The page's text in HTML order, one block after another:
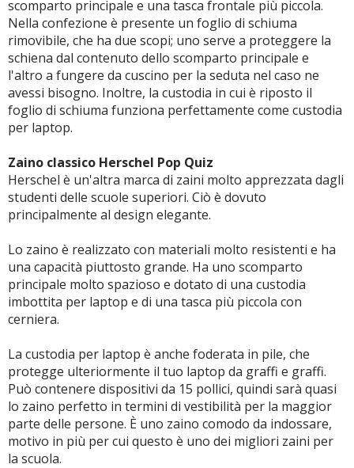
scomparto principale e una tasca frontale più piccola.
Nella confezione è presente un foglio di schiuma
rimovibile, che ha due scopi; uno serve a proteggere la
schiena dal contenuto dello scomparto principale e
l'altro a fungere da cuscino per la seduta nel caso ne
avessi bisogno. Inoltre, la custodia in cui è riposto il
foglio di schiuma funziona perfettamente come custodia
per laptop.
Zaino classico Herschel Pop Quiz
Herschel è un'altra marca di zaini molto apprezzata dagli
studenti delle scuole superiori. Ciò è dovuto
principalmente al design elegante.
Lo zaino è realizzato con materiali molto resistenti e ha
una capacità piuttosto grande. Ha uno scomparto
principale molto spazioso e dotato di una custodia
imbottita per laptop e di una tasca più piccola con
cerniera.
La custodia per laptop è anche foderata in pile, che
protegge ulteriormente il tuo laptop da graffi e graffi.
Può contenere dispositivi da 15 pollici, quindi sarà quasi
lo zaino perfetto in termini di vestibilità per la maggior
parte delle persone. È uno zaino comodo da indossare,
motivo in più per cui questo è uno dei migliori zaini per
la scuola.